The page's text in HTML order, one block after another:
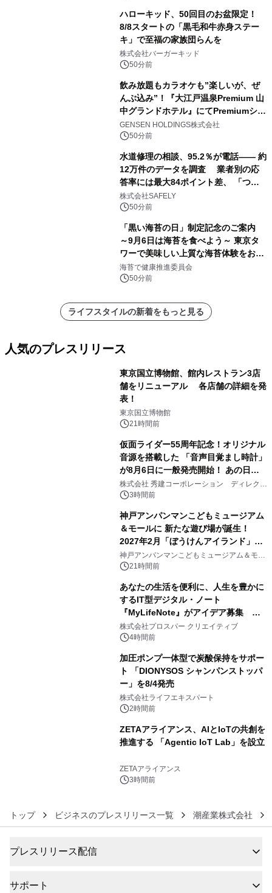
ハローキッド、50回目のお盆限定！
8/8スタートの「黒毛和牛赤身ステー
キ」で至福の家族団らんを
株式会社バーガーキッド
50分前
飲み放題もカラオケも”楽しいが、ぜ
んぶ込み”！『大江戸温泉Premium 山
中グランドホテル』にてPremiumシリ
ーズ初のオールインクルーシブ導入
GENSEN HOLDINGS株式会社
50分前
水道修理の相談、95.2％が電話―― 約
12万件のデータを調査 業者別の応
答率には最大84ポイント差、 「つな
がりやすさ」も選定基準に
株式会社SAFELY
50分前
「黒い海苔の日」制定記念のご案内
～9月6日は海苔を食べよう～ 東京タ
ワーで美味しい上質な海苔体験をお届
けします！
海苔で健康推進委員会
50分前
ライフスタイルの新着をもっと見る
人気のプレスリリース
東京国立博物館、館内レストラン3店
舗をリニューアル 各店舗の詳細を発
表！
東京国立博物館
21時間前
仮面ライダー55周年記念！オリジナル
音源を搭載した 「音声目覚まし時計」
が8月6日に一般発売開始！ あの日の
大興奮が今甦る
株式会社 秀建コーポレーション ディレクト
アートギャラリー
3時間前
神戸アンパンマンこどもミュージアム
＆モールに 新たな遊び場が誕生！
2027年2月「ぼうけんアイランド」が
オープン
神戸アンパンマンこどもミュージアム＆モー
ル 21時間前
あなたの生活を便利に、人生を豊かに
するIT型デジタル・ノート
『MyLifeNote』がアイデア募集 優
秀賞100名に1年間無償試用
株式会社プロスパー クリエイティブ
4時間前
加圧ポンプ一体型で炭酸保持をサポー
ト 「DIONYSOS シャンパンストッパ
ー」を8/4発売
株式会社ライフエキスパート
2時間前
ZETAアライアンス、AIとIoTの共創を
推進する 「Agentic IoT Lab」を設立
ZETAアライアンス
3時間前
トップ ビジネスのプレスリリース一覧 潮産業株式会社
プレスリリース配信
サポート